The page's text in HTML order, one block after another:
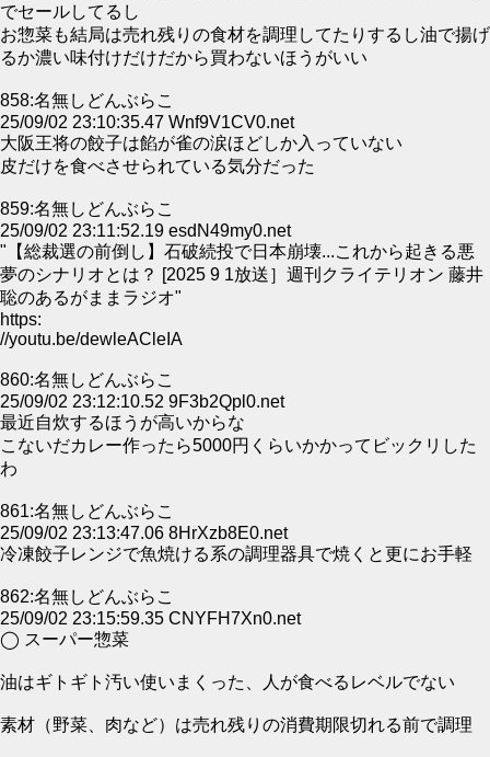
でセールしてるし
お惣菜も結局は売れ残りの食材を調理してたりするし油で揚げ
るか濃い味付けだけだから買わないほうがいい
858:名無しどんぶらこ
25/09/02 23:10:35.47 Wnf9V1CV0.net
大阪王将の餃子は餡が雀の涙ほどしか入っていない
皮だけを食べさせられている気分だった
859:名無しどんぶらこ
25/09/02 23:11:52.19 esdN49my0.net
"【総裁選の前倒し】石破続投で日本崩壊...これから起きる悪
夢のシナリオとは？ [2025 9 1放送］週刊クライテリオン 藤井
聡のあるがままラジオ"
https:
//youtu.be/dewleACleIA
860:名無しどんぶらこ
25/09/02 23:12:10.52 9F3b2Qpl0.net
最近自炊するほうが高いからな
こないだカレー作ったら5000円くらいかかってビックリした
わ
861:名無しどんぶらこ
25/09/02 23:13:47.06 8HrXzb8E0.net
冷凍餃子レンジで魚焼ける系の調理器具で焼くと更にお手軽
862:名無しどんぶらこ
25/09/02 23:15:59.35 CNYFH7Xn0.net
◯ スーパー惣菜
油はギトギト汚い使いまくった、人が食べるレベルでない
素材（野菜、肉など）は売れ残りの消費期限切れる前で調理